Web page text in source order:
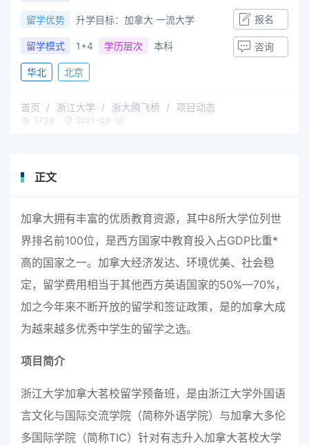
留学优势 ​升学目标：加拿大 一流大学
留学模式 1+4 学历层次 本科
华北 北京
报名
咨询
首页 浙江大学 浙大腾飞桥 项目动态
1738 2021-03-18
正文
加拿大拥有丰富的优质教育资源，其中8所大学位列世
界排名前100位，是西方国家中教育投入占GDP比重*
高的国家之一。加拿大经济发达、环境优美、社会稳
定，留学费用相当于其他西方英语国家的50%—70%，
加之今年来不断开放的留学和签证政策，是的加拿大成
为越来越多优秀中学生的留学之选。
项目简介
浙江大学加拿大茗校留学预备班，是由浙江大学外国语
言文化与国际交流学院（简称外语学院）与加拿大多伦
多国际学院（简称TIC）针对有志升入加拿大茗校大学